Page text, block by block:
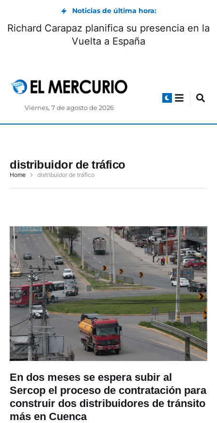
Noticias de última hora:
Richard Carapaz planifica su presencia en la
Vuelta a España
Viernes, 7 de agosto de 2026
distribuidor de tráfico
Home distribuidor de tráfico
En dos meses se espera subir al
Sercop el proceso de contratación para
construir dos distribuidores de tránsito
más en Cuenca